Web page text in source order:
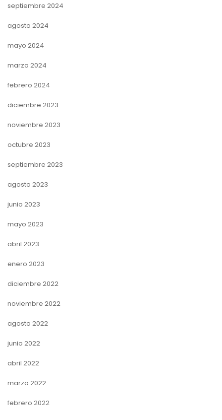
septiembre 2024
agosto 2024
mayo 2024
marzo 2024
febrero 2024
diciembre 2023
noviembre 2023
octubre 2023
septiembre 2023
agosto 2023
junio 2023
mayo 2023
abril 2023
enero 2023
diciembre 2022
noviembre 2022
agosto 2022
junio 2022
abril 2022
marzo 2022
febrero 2022